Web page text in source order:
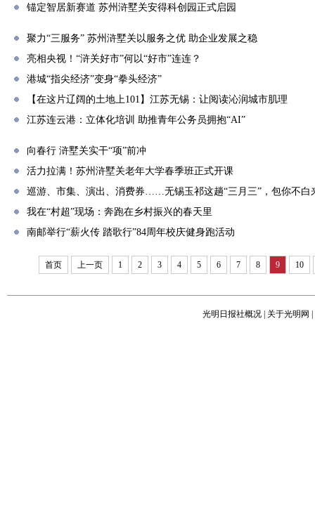
锚定智居新赛道 苏州浒墅关安得科创园正式启园
聚力“三服务” 苏州浒墅关以服务之优 助企业发展之稳
亮相央视！“浒关好市”何以“好市”连连？
港城“指尖经济”变身“拳头经济”
【在这片辽阔的土地上101】江苏无锡：让阅读沁润城市肌理
江苏连云港：立体化培训 助推青年公务员拥抱“AI”
向春行 浒墅关实干“项”前冲
活力拉满！苏州浒墅关老年大学春季班正式开课
巡游、市集、演出、消费券……无锡玉祁这趟“三月三”，包你不白
我在“村超”现场：奔跑在乡村振兴的春天里
南邮举行“薪火传 踏歌行”84周年校庆健身跑活动
首页 上一页 1 2 3 4 5 6 7 8 9 10
光明日报社概况 关于光明网